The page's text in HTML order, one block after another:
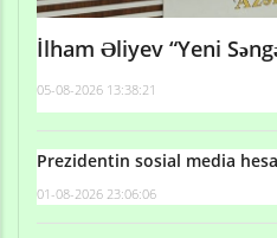
İlham Əliyev “Yeni
05-08-2026 13:38:21
Prezidentin sosial media
01-08-2026 23:06:06